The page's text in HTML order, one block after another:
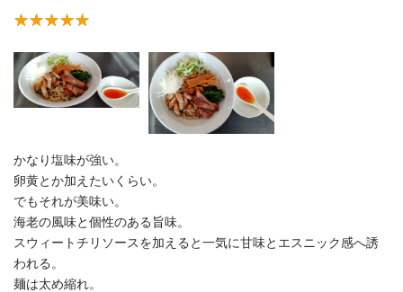
かなり塩味が強い。
卵黄とか加えたいくらい。
でもそれが美味い。
海老の風味と個性のある旨味。
スウィートチリソースを加えると一気に甘味とエスニック感へ誘
われる。
麺は太め縮れ。